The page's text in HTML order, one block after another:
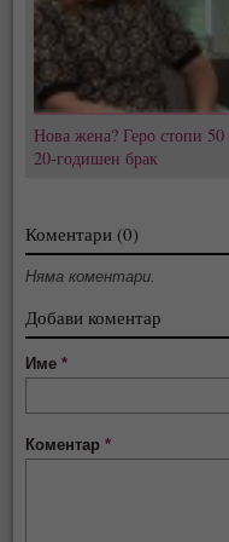
Нова жена? Геро стопи
20-годишен брак
Коментари (0)
Няма коментари.
Добави коментар
Име*
Коментар*